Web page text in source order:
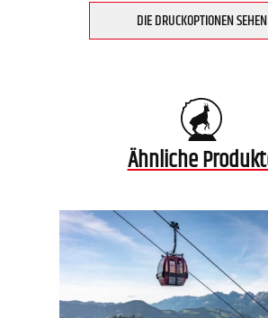
DIE DRUCKOPTIONEN SEHEN
Ähnliche